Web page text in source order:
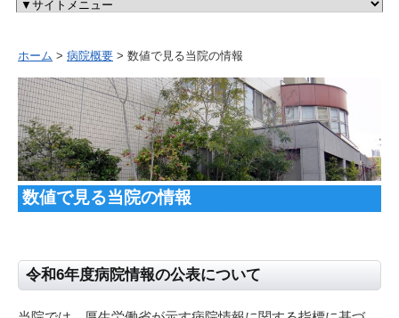
ホーム > 病院概要 > 数値で見る当院の情報
数値で見る当院の情報
令和6年度病院情報の公表について